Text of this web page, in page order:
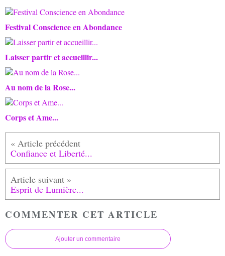
Festival Conscience en Abondance
Laisser partir et accueillir...
Au nom de la Rose...
Corps et Ame...
Confiance et Liberté...
Esprit de Lumière...
COMMENTER CET ARTICLE
Ajouter un commentaire